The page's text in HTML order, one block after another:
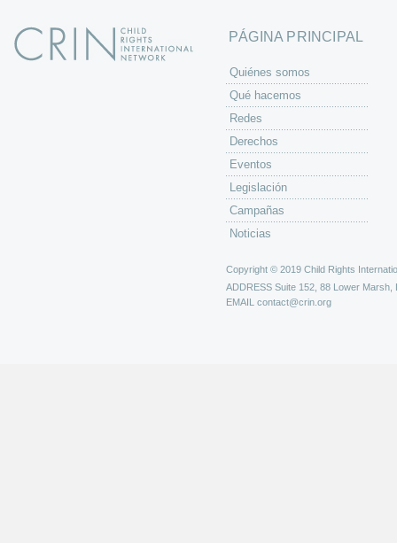
PÁGINA PRINCIPAL
Quiénes somos
Qué hacemos
Redes
Derechos
Eventos
Legislación
Campañas
Noticias
Copyright © 2019 Child Rights
ADDRESS Suite 152, 88 Lower Marsh,
EMAIL contact@crin.org